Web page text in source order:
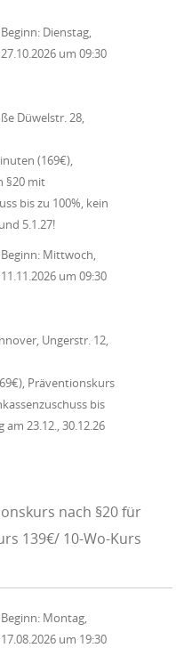
Beginn: Dienstag,
27.10.2026 um 09:30
Düwelstr. 28,
(169€),
§20 mit
bis zu 100%, kein
5.1.27!
Beginn: Mittwoch,
11.11.2026 um 09:30
Ungerstr. 12,
Präventionskurs
bis
am 23.12., 30.12.26
nach §20 für
139€/ 10-Wo-Kurs
Beginn: Montag,
17.08.2026 um 19:30